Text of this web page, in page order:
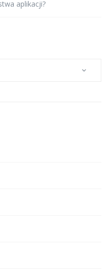
aplikacji?